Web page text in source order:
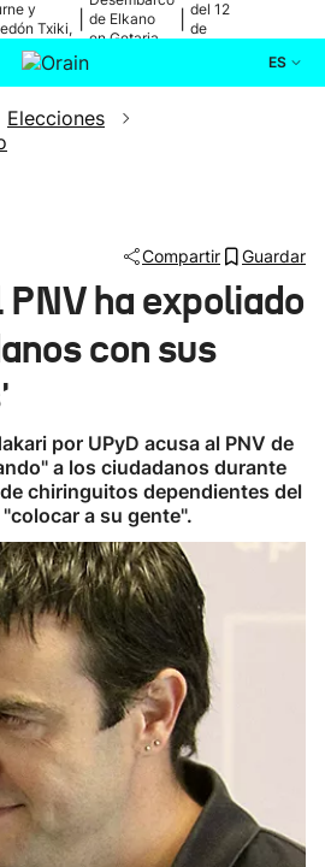
y
Txiki,
de Elkano
en Getaria
del 12
de
ES
Actualidad
Ikusmiran
Elecciones
Compartir Guardar
ha expoliado
con sus
por UPyD acusa al PNV de
a los ciudadanos durante
chiringuitos dependientes del
a su gente".